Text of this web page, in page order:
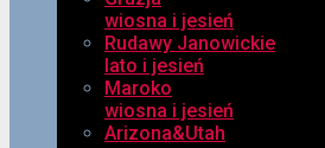
wiosna i jesień
Rudawy Janowickie
lato i jesień
Maroko
wiosna i jesień
Arizona&Utah